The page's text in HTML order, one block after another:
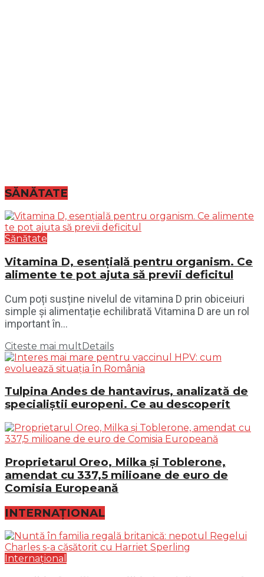
SĂNĂTATE
Sănătate
Vitamina D, esențială pentru organism. Ce
alimente te pot ajuta să previi deficitul
Cum poți susține nivelul de vitamina D prin obiceiuri
simple și alimentație echilibrată Vitamina D are un rol
important în...
Citeste mai multDetails
Tulpina Andes de hantavirus, analizată de
specialiștii europeni. Ce au descoperit
Proprietarul Oreo, Milka și Toblerone,
amendat cu 337,5 milioane de euro de
Comisia Europeană
INTERNAȚIONAL
Internațional